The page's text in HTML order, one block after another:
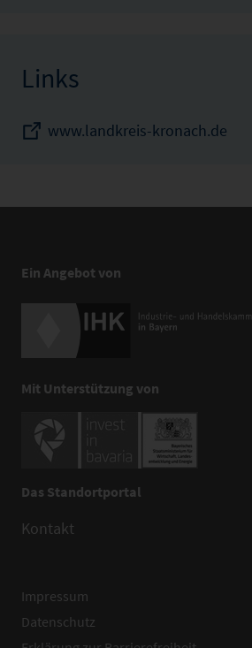
Links
www.landkreis-kronach.de
Ein Angebot von
Mit Unterstützung von
Das Standortportal
Kontakt
Impressum
Datenschutz